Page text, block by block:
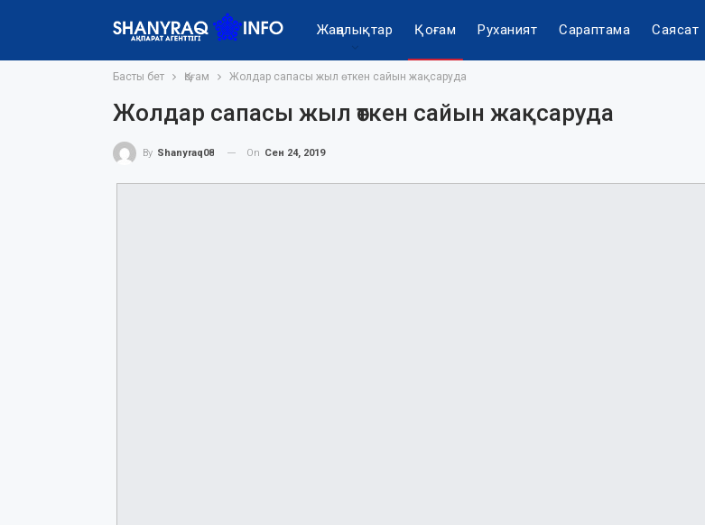
Жаңалықтар Қоғам Руханият Сараптама Саясат
Басты бет Қоғам Жолдар сапасы жыл өткен сайын жақсаруда
Жолдар сапасы жыл өткен сайын жақсаруда
By Shanyraq08 On Сен 24, 2019